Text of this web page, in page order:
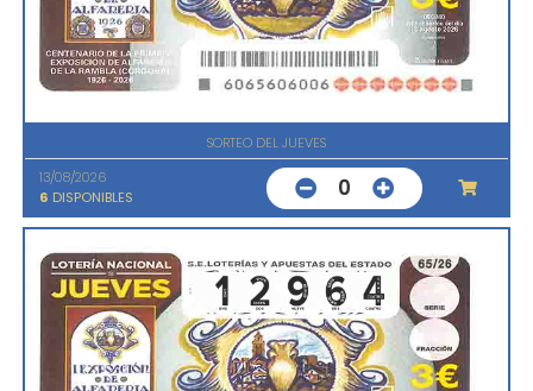
SORTEO DEL JUEVES
13/08/2026
6 DISPONIBLES 0